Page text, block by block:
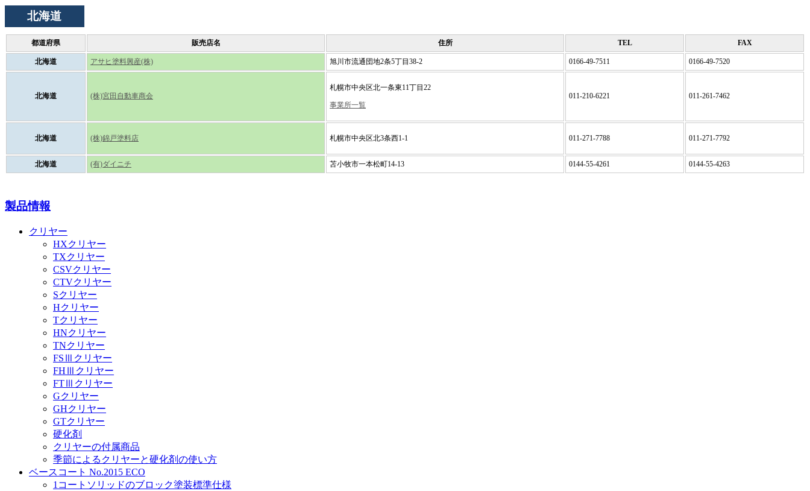
北海道
都道府県 販売店名 住所 TEL FAX
北海道 アサヒ塗料興産(株) 旭川市流通団地2条5丁目38-2 0166-49-7511 0166-49-7520
北海道 (株)宮田自動車商会
札幌市中央区北一条東11丁目22
事業所一覧
011-210-6221 011-261-7462
北海道 (株)錦戸塗料店 札幌市中央区北3条西1-1 011-271-7788 011-271-7792
北海道 (有)ダイニチ 苫小牧市一本松町14-13 0144-55-4261 0144-55-4263
製品情報
クリヤー
HXクリヤー
TXクリヤー
CSVクリヤー
CTVクリヤー
Sクリヤー
Hクリヤー
Tクリヤー
HNクリヤー
TNクリヤー
FSⅢクリヤー
FHⅢクリヤー
FTⅢクリヤー
Gクリヤー
GHクリヤー
GTクリヤー
硬化剤
クリヤーの付属商品
季節によるクリヤーと硬化剤の使い方
ベースコート No.2015 ECO
1コートソリッドのブロック塗装標準仕様